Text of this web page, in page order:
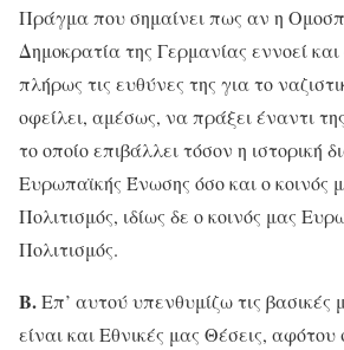
Πράγμα που σημαίνει πως αν η
Δημοκρατία της Γερμανίας εννοεί
πλήρως τις ευθύνες της για το
οφείλει, αμέσως, να πράξει έναντι
το οποίο επιβάλλει τόσον η ιστορική
Ευρωπαϊκής Ένωσης όσο και ο κοινός
Πολιτισμός, ιδίως δε ο κοινός μας
Πολιτισμός.
Β.Επ’ αυτού υπενθυμίζω τις βασικές
είναι και Εθνικές μας Θέσεις,